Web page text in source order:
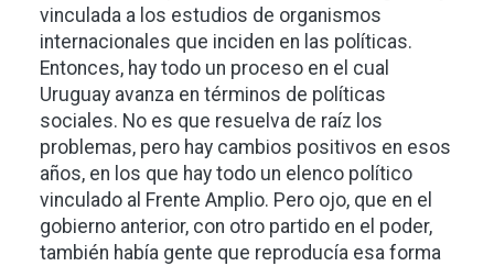
vinculada a los estudios de organismos
internacionales que inciden en las políticas.
Entonces, hay todo un proceso en el cual
Uruguay avanza en términos de políticas
sociales. No es que resuelva de raíz los
problemas, pero hay cambios positivos en esos
años, en los que hay todo un elenco político
vinculado al Frente Amplio. Pero ojo, que en el
gobierno anterior, con otro partido en el poder,
también había gente que reproducía esa forma